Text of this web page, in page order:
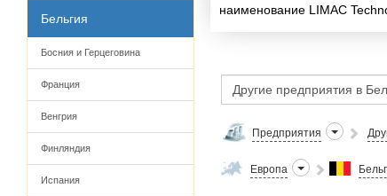
Бельгия
Босния и Герцеговина
Франция
Венгрия
Финляндия
Испания
наименование LIMAC
Предприятия
Европа